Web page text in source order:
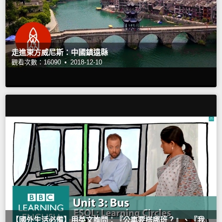
走進東方威尼斯：中國鎮遠縣
觀看次數：16090 • 2018-12-10
【國外生活必備】用英文詢問：『公車要搭哪班？』、『我